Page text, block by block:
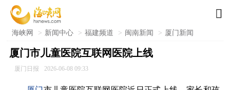

海峡网 > 新闻中心 > 福建频道 > 闽南新闻 > 厦门新闻
厦门市儿童医院互联网医院上线
厦门日报 2026-06-08 09:33